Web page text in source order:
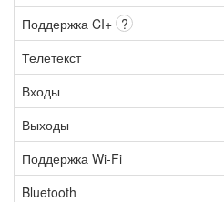
Поддержка CI+ ?
Телетекст
Входы
Выходы
Поддержка Wi-Fi
Bluetooth